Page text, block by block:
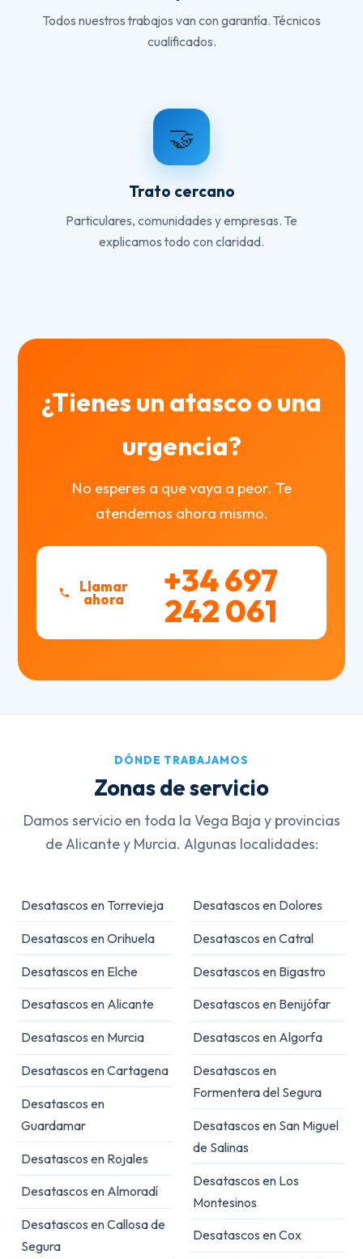
Todos nuestros trabajos van con garantía. Técnicos
cualificados.
🤝
Trato cercano
Particulares, comunidades y empresas. Te
explicamos todo con claridad.
¿Tienes un atasco o una
urgencia?
No esperes a que vaya a peor. Te
atendemos ahora mismo.
Llamar
ahora +34 697
242 061
DÓNDE TRABAJAMOS
Zonas de servicio
Damos servicio en toda la Vega Baja y provincias
de Alicante y Murcia. Algunas localidades:
Desatascos en Torrevieja
Desatascos en Orihuela
Desatascos en Elche
Desatascos en Alicante
Desatascos en Murcia
Desatascos en Cartagena
Desatascos en
Guardamar
Desatascos en Rojales
Desatascos en Almoradí
Desatascos en Callosa de
Segura
Desatascos en Dolores
Desatascos en Catral
Desatascos en Bigastro
Desatascos en Benijófar
Desatascos en Algorfa
Desatascos en
Formentera del Segura
Desatascos en San Miguel
de Salinas
Desatascos en Los
Montesinos
Desatascos en Cox